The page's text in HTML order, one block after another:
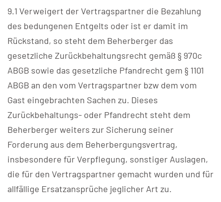
9.1 Verweigert der Vertragspartner die Bezahlung
des bedungenen Entgelts oder ist er damit im
Rückstand, so steht dem Beherberger das
gesetzliche Zurückbehaltungsrecht gemäß § 970c
ABGB sowie das gesetzliche Pfandrecht gem § 1101
ABGB an den vom Vertragspartner bzw dem vom
Gast eingebrachten Sachen zu. Dieses
Zurückbehaltungs- oder Pfandrecht steht dem
Beherberger weiters zur Sicherung seiner
Forderung aus dem Beherbergungsvertrag,
insbesondere für Verpflegung, sonstiger Auslagen,
die für den Vertragspartner gemacht wurden und für
allfällige Ersatzansprüche jeglicher Art zu.